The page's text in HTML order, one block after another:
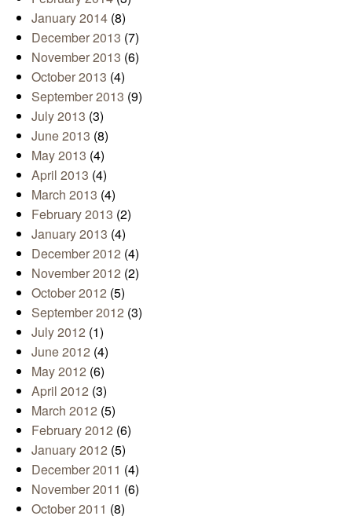
January 2014 (8)
December 2013 (7)
November 2013 (6)
October 2013 (4)
September 2013 (9)
July 2013 (3)
June 2013 (8)
May 2013 (4)
April 2013 (4)
March 2013 (4)
February 2013 (2)
January 2013 (4)
December 2012 (4)
November 2012 (2)
October 2012 (5)
September 2012 (3)
July 2012 (1)
June 2012 (4)
May 2012 (6)
April 2012 (3)
March 2012 (5)
February 2012 (6)
January 2012 (5)
December 2011 (4)
November 2011 (6)
October 2011 (8)